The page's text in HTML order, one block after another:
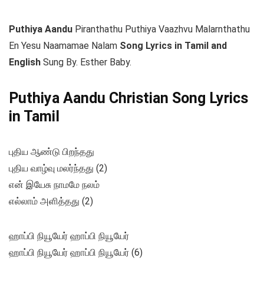
Puthiya Aandu Piranthathu Puthiya Vaazhvu Malarnthathu
En Yesu Naamamae Nalam Song Lyrics in Tamil and
English Sung By. Esther Baby.
Puthiya Aandu Christian Song Lyrics
in Tamil
புதிய ஆண்டு பிறந்தது
புதிய வாழ்வு மலர்ந்தது (2)
என் இயேசு நாமமே நலம்
எல்லாம் அளித்தது (2)
ஹாப்பி நியூயேர் ஹாப்பி நியூயேர்
ஹாப்பி நியூயேர் ஹாப்பி நியூயேர் (6)